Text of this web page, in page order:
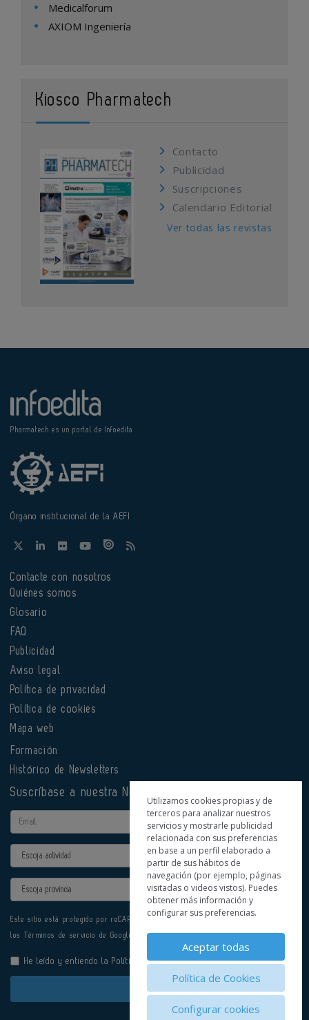
Medicalforum
AXIOM Ingeniería
Kiosco Pharmatech
Contacto
Publicidad
Suscripciones
Calendario Editorial
Ver todas las revistas
Pharmatech es un portal de Infoedita
Órgano institucional de la AEFI
Contacte con nosotros
Quiénes somos
Glosario
FAQ
Publicidad
Aviso legal
Política de privacidad
Política de cookies
Mapa web
Formación
Histórico de Newsletters
Suscríbase a nuestra Newsletter
Email
Actividad
Provincia
Este sitio está protegido por reCAPTCHA y se aplican la
los Términos de servicio de Google.
He leído y entiendo la Política de Privacidad
Enviar
Utilizamos cookies propias y de
terceros para analizar nuestros
servicios y mostrarle publicidad
relacionada con sus preferencias
en base a un perfil elaborado a
partir de sus hábitos de
navegación (por ejemplo, páginas
visitadas o videos vistos). Puedes
obtener más información y
configurar sus preferencias.
Aceptar todas
Política de Cookies
Configurar cookies